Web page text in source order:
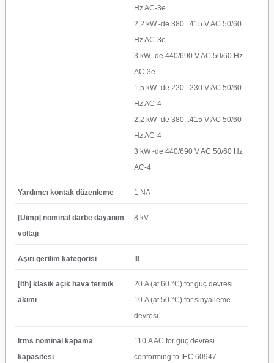
Hz AC-3e
2,2 kW -de 380...415 V AC 50/60
Hz AC-3e
3 kW -de 440/690 V AC 50/60 Hz
AC-3e
1,5 kW -de 220...230 V AC 50/60
Hz AC-4
2,2 kW -de 380...415 V AC 50/60
Hz AC-4
3 kW -de 440/690 V AC 50/60 Hz
AC-4
Yardımcı kontak düzenleme 1 NA
[Uimp] nominal darbe dayanım
voltajı
8 kV
Aşırı gerilim kategorisi
[Ith] klasik açık hava termik
akımı
20 A (at 60 °C) for güç devresi
10 A (at 50 °C) for sinyalleme
devresi
Irms nominal kapama
kapasitesi
110 A AC for güç devresi
conforming to IEC 60947